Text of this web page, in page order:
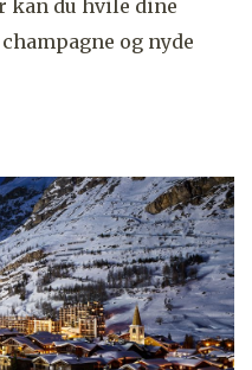
kan du hvile dine
og nyde